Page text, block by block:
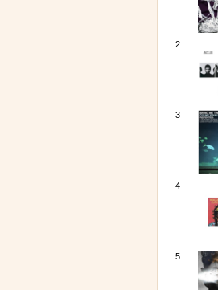
2
3
4
5